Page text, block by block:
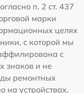
п. 2 ст. 437
марки
целях
с которой мы
с
знаков и не
ремонтных
на устройствах,